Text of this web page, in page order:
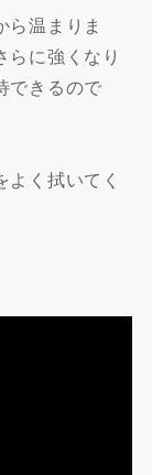
温まりま
に強くなり
できるので
く拭いてく